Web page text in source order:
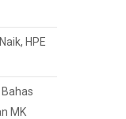
HPE
MK